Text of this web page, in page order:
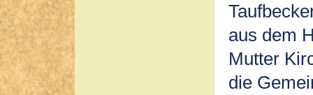
aus dem
Mutter
die